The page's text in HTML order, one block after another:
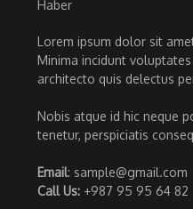
Lorem ipsum dolor sit
Minima incidunt
architecto quis delectus
Nobis atque id hic neque
tenetur, perspiciatis
Email: sample@gmail.com
Call Us: +987 95 95 64 82